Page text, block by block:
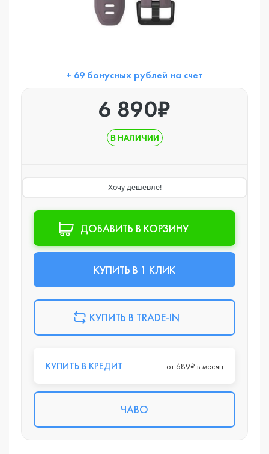
+ 69 бонусных рублей на счет
6 890₽
В НАЛИЧИИ
Хочу дешевле!
ДОБАВИТЬ В КОРЗИНУ
КУПИТЬ В 1 КЛИК
КУПИТЬ В TRADE-IN
КУПИТЬ В КРЕДИТ от 689₽ в месяц
ЧАВО